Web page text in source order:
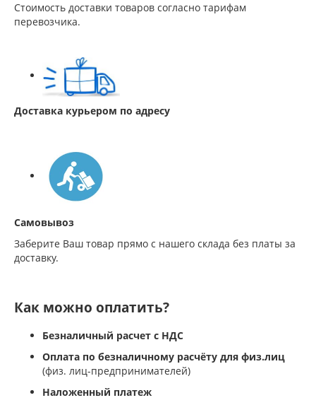
Стоимость доставки товаров согласно тарифам
перевозчика.
Доставка курьером по адресу
Самовывоз
Заберите Ваш товар прямо с нашего склада без платы за
доставку.
Как можно оплатить?
Безналичный расчет с НДС
Оплата по безналичному расчёту для физ.лиц
(физ. лиц-предпринимателей)
Наложенный платеж